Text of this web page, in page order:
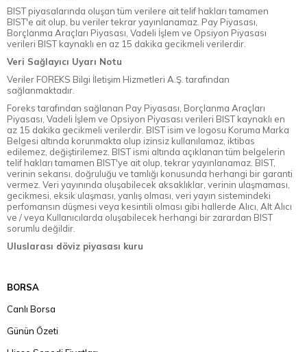
BIST piyasalarında oluşan tüm verilere ait telif hakları tamamen
BIST'e ait olup, bu veriler tekrar yayınlanamaz. Pay Piyasası,
Borçlanma Araçları Piyasası, Vadeli İşlem ve Opsiyon Piyasası
verileri BIST kaynaklı en az 15 dakika gecikmeli verilerdir.
Veri Sağlayıcı Uyarı Notu
Veriler FOREKS Bilgi İletişim Hizmetleri A.Ş. tarafından
sağlanmaktadır.
Foreks tarafından sağlanan Pay Piyasası, Borçlanma Araçları
Piyasası, Vadeli İşlem ve Opsiyon Piyasası verileri BIST kaynaklı en
az 15 dakika gecikmeli verilerdir. BIST isim ve logosu Koruma Marka
Belgesi altında korunmakta olup izinsiz kullanılamaz, iktibas
edilemez, değiştirilemez. BIST ismi altında açıklanan tüm belgelerin
telif hakları tamamen BIST'ye ait olup, tekrar yayınlanamaz. BIST,
verinin sekansı, doğruluğu ve tamlığı konusunda herhangi bir garanti
vermez. Veri yayınında oluşabilecek aksaklıklar, verinin ulaşmaması,
gecikmesi, eksik ulaşması, yanlış olması, veri yayın sistemindeki
perfomansın düşmesi veya kesintili olması gibi hallerde Alıcı, Alt Alıcı
ve / veya Kullanıcılarda oluşabilecek herhangi bir zarardan BIST
sorumlu değildir.
Uluslarası döviz piyasası kuru
BORSA
Canlı Borsa
Günün Özeti